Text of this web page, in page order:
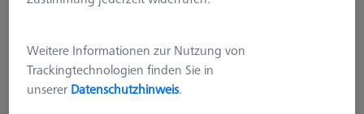
MULTI-SENSOR-RACKS (MSR)
Multi-Sensor-Rack (MSR) 5+1-fach
für ZEISS O-INSPECT 322
Weitere Informationen zur Nutzung von
Trackingtechnologien finden Sie in
unserer Datenschutzhinweis.